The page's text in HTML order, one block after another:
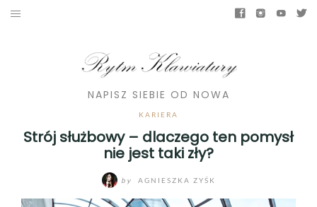
NAPISZ SIEBIE OD NOWA
KARIERA
Strój służbowy – dlaczego ten pomysł
nie jest taki zły?
by AGNIESZKA ZYŚK